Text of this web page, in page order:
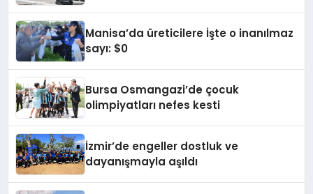
Manisa’da üreticilere İşte o inanılmaz
sayı: $0
Bursa Osmangazi’de çocuk
olimpiyatları nefes kesti
İzmir’de engeller dostluk ve
dayanışmayla aşıldı